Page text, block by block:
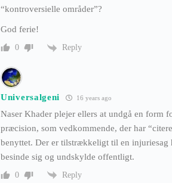
“kontroversielle områder”?
God ferie!
0 Reply
Universalgeni 16 years ago
Naser Khader plejer ellers at undgå en form
præcision, som vedkommende, der har
benyttet. Der er tilstrækkeligt til en injuriesag
besinde sig og undskylde offentligt.
0 Reply